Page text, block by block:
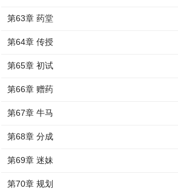
第63章 药堂
第64章 传授
第65章 初试
第66章 赠药
第67章 牛马
第68章 分成
第69章 迷妹
第70章 规划